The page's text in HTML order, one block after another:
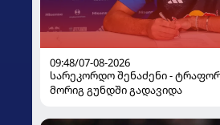
09:48/07-08-2026
სარეკორდო შენაძენი -
მორიგ გუნდში გადავიდა